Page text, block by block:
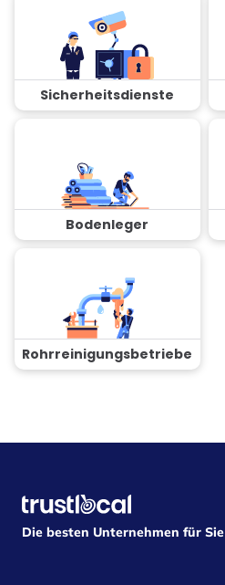
Sicherheitsdienste
Bodenleger
Rohrreinigungsbetriebe
Die besten Unternehmen für Sie